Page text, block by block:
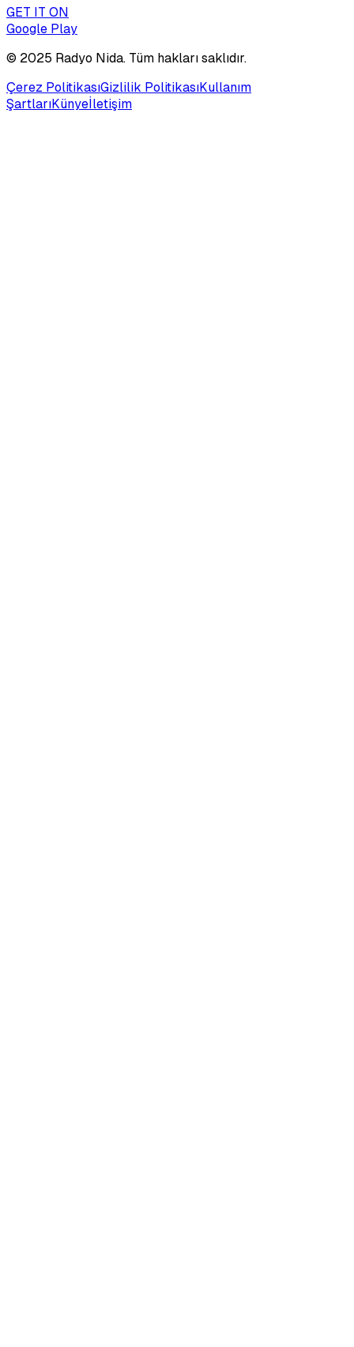
GET IT ON
Google Play
© 2025 Radyo Nida. Tüm hakları saklıdır.
Çerez PolitikasıGizlilik PolitikasıKullanım
ŞartlarıKünyeİletişim